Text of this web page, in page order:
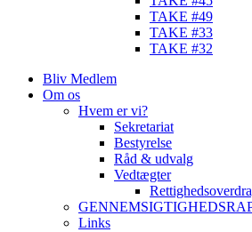
TAKE #49
TAKE #33
TAKE #32
Bliv Medlem
Om os
Hvem er vi?
Sekretariat
Bestyrelse
Råd & udvalg
Vedtægter
Links